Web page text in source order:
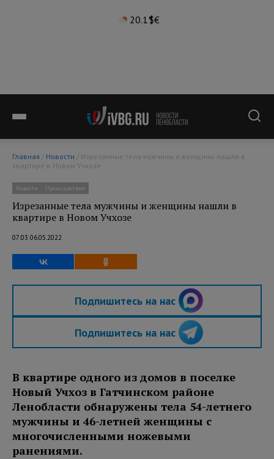
20.1°$€
Главная / Новости
квартире в Новом Учхозе
Новости Происшествия
Изрезанные тела мужчины и женщины нашли в
квартире в Новом Учхозе
07:03 06.05.2022
Подпишитесь на нас
Подпишитесь на нас
В квартире одного из домов в поселке
Новый Учхоз в Гатчинском районе
Ленобласти обнаружены тела 54-летнего
мужчины и 46-летней женщины с
многочисленными ножевыми
ранениями.